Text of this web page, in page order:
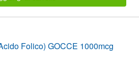
Folico) GOCCE 1000mcg